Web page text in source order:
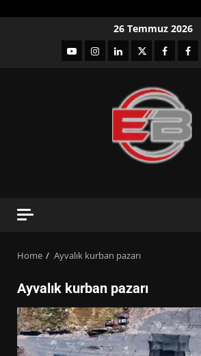
26 Temmuz 2026
YouTubeInstagram
LinkedIntwitter
Home Ayvalık kurban pazarı
Ayvalık kurban pazarı